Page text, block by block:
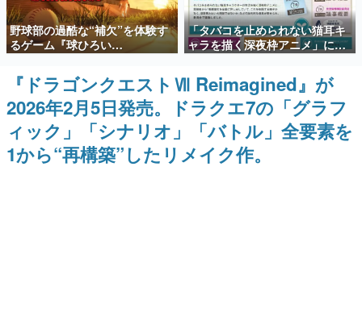
殿堂入り記事
SNS拡散数が数千以上！ ページビュー数万以上！ などな
ど。多くの人々に読まれた、電ファミ渾身の“殿堂入り”記
事をまとめました。
ゲームの企画書
名作ゲームクリエイターの方々に製作時のエピソードをお
聞きし、ヒットする企画（ゲーム）とは何か？を探ってい
きます。
赫本
この物語を解いてはいけない。『赫本』は、〈試験問題〉
野球部の過酷な“補欠”を体験す
るゲーム『球ひろい
Simulator』が「1件」のウィッ
シュリストをもとにチェコ語に
対応しSNSで話題に。『キング
ダム・カム』開発元やチェコの
プロ野球選手から称賛の声
「タバコを止められない猫耳キ
ャラを描く深夜枠アニメ」に視
聴者の一部から批判意見。違法
薬物の使用と思しき描写も含め
て、BPOが議論を交わす
『ドラゴンクエストⅦ Reimagined』が
2026年2月5日発売。ドラクエ7の「グラフ
ィック」「シナリオ」「バトル」全要素を
1から“再構築”したリメイク作。